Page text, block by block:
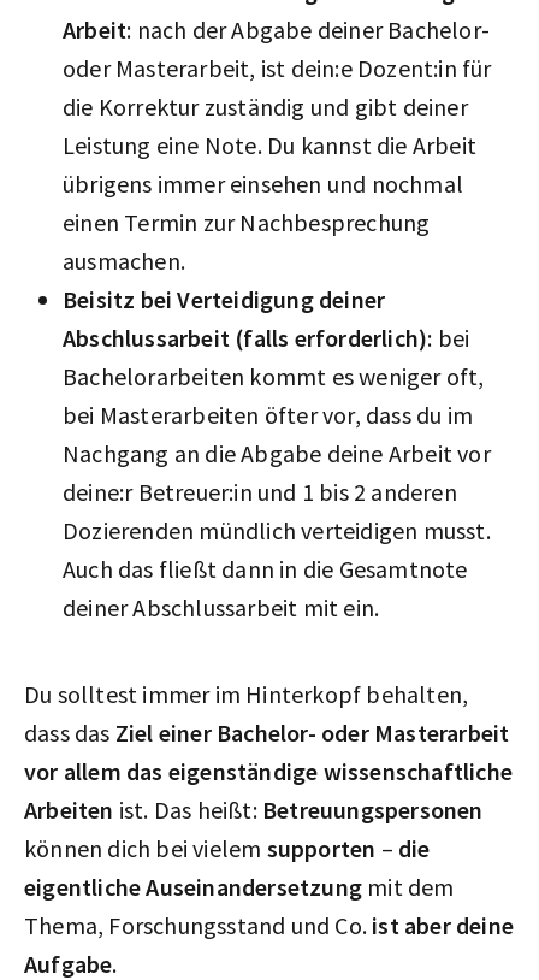
Arbeit: nach der Abgabe deiner Bachelor-
oder Masterarbeit, ist dein:e Dozent:in für
die Korrektur zuständig und gibt deiner
Leistung eine Note. Du kannst die Arbeit
übrigens immer einsehen und nochmal
einen Termin zur Nachbesprechung
ausmachen.
Beisitz bei Verteidigung deiner
Abschlussarbeit (falls erforderlich): bei
Bachelorarbeiten kommt es weniger oft,
bei Masterarbeiten öfter vor, dass du im
Nachgang an die Abgabe deine Arbeit vor
deine:r Betreuer:in und 1 bis 2 anderen
Dozierenden mündlich verteidigen musst.
Auch das fließt dann in die Gesamtnote
deiner Abschlussarbeit mit ein.
Du solltest immer im Hinterkopf behalten,
dass das Ziel einer Bachelor- oder Masterarbeit
vor allem das eigenständige wissenschaftliche
Arbeiten ist. Das heißt:Betreuungspersonen
können dich bei vielem supporten – die
eigentliche Auseinandersetzung mit dem
Thema, Forschungsstand und Co. ist aber deine
Aufgabe.